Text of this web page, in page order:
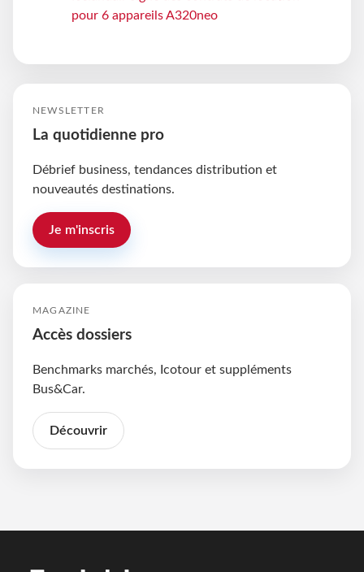
pour 6 appareils A320neo
NEWSLETTER
La quotidienne pro
Débrief business, tendances distribution et
nouveautés destinations.
Je m'inscris
MAGAZINE
Accès dossiers
Benchmarks marchés, Icotour et suppléments
Bus&Car.
Découvrir